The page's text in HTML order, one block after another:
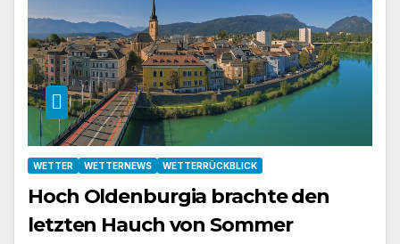
WETTER WETTERNEWS WETTERRÜCKBLICK
Hoch Oldenburgia brachte den
letzten Hauch von Sommer